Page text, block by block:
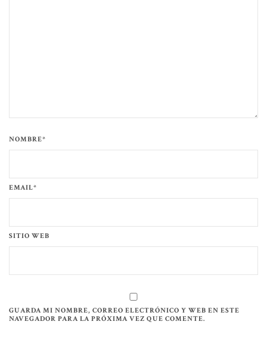
NOMBRE*
EMAIL*
SITIO WEB
GUARDA MI NOMBRE, CORREO ELECTRÓNICO Y WEB EN ESTE
NAVEGADOR PARA LA PRÓXIMA VEZ QUE COMENTE.